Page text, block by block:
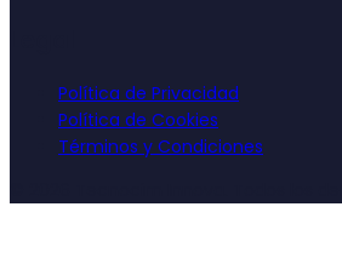
Política de Privacidad
Política de Cookies
Términos y Condiciones